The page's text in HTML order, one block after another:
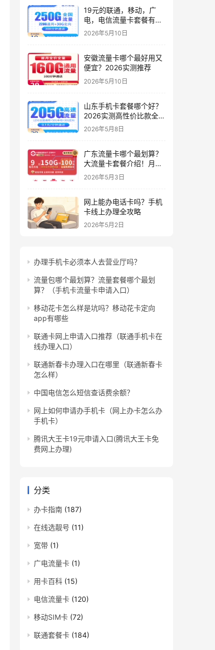
19元的联通，移动，广
电，电信流量卡套餐有几
种？实测6款高性价比套
2026年5月10日
安徽流量卡哪个最好用又
便宜？2026实测推荐
2026年5月10日
山东手机卡套餐哪个好？
2026实测高性价比款全解
析（只发山东）
2026年5月8日
广东流量卡哪个最划算？
大流量卡套餐介绍！月租
9元起，150G起全国通用
2026年5月3日
网上能办电话卡吗？手机
卡线上办理全攻略
2026年5月2日
办理手机卡必须本人去营业厅吗？
流量包哪个最划算？流量套餐哪个最划
算？（手机卡流量卡申请入口）
移动花卡怎么样是坑吗？移动花卡定向
app有哪些
联通卡网上申请入口推荐（联通手机卡在
线办理入口）
联通新春卡办理入口在哪里（联通新春卡
怎么样）
中国电信怎么短信查话费余额？
网上如何申请办手机卡（网上办卡怎么办
手机卡）
腾讯大王卡19元申请入口(腾讯大王卡免
费网上办理)
分类
办卡指南 (187)
在线选靓号 (11)
宽带 (1)
广电流量卡 (1)
用卡百科 (15)
电信流量卡 (120)
移动SIM卡 (72)
联通套餐卡 (184)